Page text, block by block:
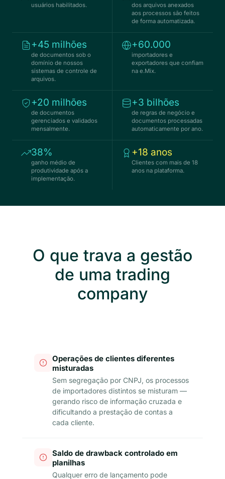
usuários habilitados.
dos arquivos anexados
aos processos são feitos
de forma automatizada.
+45 milhões
de documentos sob o
domínio de nossos
sistemas de controle de
arquivos.
+60.000
importadores e
exportadores que confiam
na e.Mix.
+20 milhões
de documentos
gerenciados e validados
mensalmente.
+3 bilhões
de regras de negócio e
documentos processadas
automaticamente por ano.
38%
ganho médio de
produtividade após a
implementação.
+18 anos
Clientes com mais de 18
anos na plataforma.
O que trava a gestão
de uma trading
company
Operações de clientes diferentes
misturadas
Sem segregação por CNPJ, os processos
de importadores distintos se misturam —
gerando risco de informação cruzada e
dificultando a prestação de contas a
cada cliente.
Saldo de drawback controlado em
planilhas
Qualquer erro de lançamento pode